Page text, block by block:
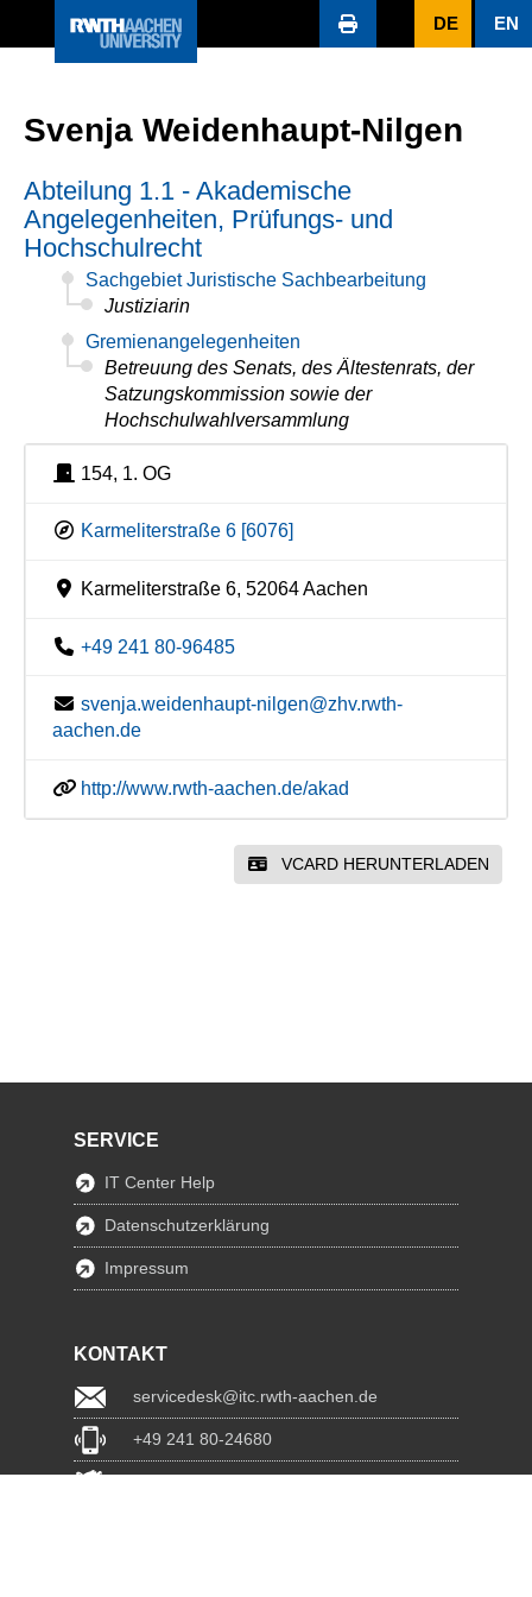
DE EN
Svenja Weidenhaupt-Nilgen
Abteilung 1.1 - Akademische
Angelegenheiten, Prüfungs- und
Hochschulrecht
Sachgebiet Juristische Sachbearbeitung
Justiziarin
Gremienangelegenheiten
Betreuung des Senats, des Ältestenrats, der
Satzungskommission sowie der
Hochschulwahlversammlung
154, 1. OG
Karmeliterstraße 6 [6076]
Karmeliterstraße 6, 52064 Aachen
+49 241 80-96485
svenja.weidenhaupt-nilgen@zhv.rwth-
aachen.de
http://www.rwth-aachen.de/akad
VCARD HERUNTERLADEN
SERVICE
IT Center Help
Datenschutzerklärung
Impressum
KONTAKT
servicedesk@itc.rwth-aachen.de
+49 241 80-24680